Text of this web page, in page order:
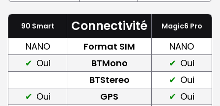
90 Smart Connectivité Magic6 Pro
NANO Format SIM
NANO
Oui
BTMono
Oui
BTStereo
Oui
Oui
GPS
Oui